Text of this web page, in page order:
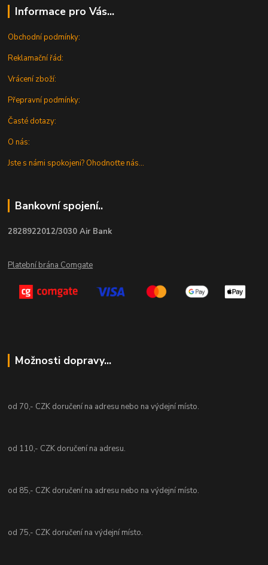
Informace pro Vás...
Obchodní podmínky:
Reklamační řád:
Vrácení zboží:
Přepravní podmínky:
Časté dotazy:
O nás:
Jste s námi spokojeni? Ohodnoťte nás...
Bankovní spojení..
2828922012/3030 Air Bank
Platební brána Comgate
Možnosti dopravy...
od 70,- CZK doručení na adresu nebo na výdejní místo.
od 110,- CZK doručení na adresu.
od 85,- CZK doručení na adresu nebo na výdejní místo.
od 75,- CZK doručení na výdejní místo.